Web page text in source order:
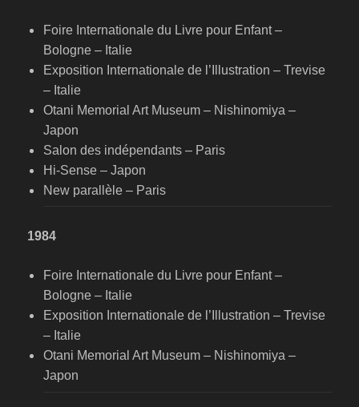
Foire Internationale du Livre pour Enfant –
Bologne – Italie
Exposition Internationale de l’Illustration – Trevise
– Italie
Otani Memorial Art Museum – Nishinomiya –
Japon
Salon des indépendants – Paris
Hi-Sense – Japon
New parallèle – Paris
1984
Foire Internationale du Livre pour Enfant –
Bologne – Italie
Exposition Internationale de l’Illustration – Trevise
– Italie
Otani Memorial Art Museum – Nishinomiya –
Japon